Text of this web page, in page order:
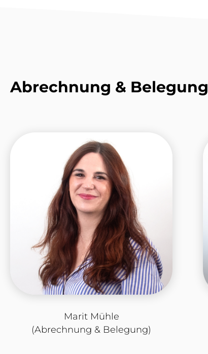
Abrechnung & Belegung
Marit Mühle
(Abrechnung & Belegung)